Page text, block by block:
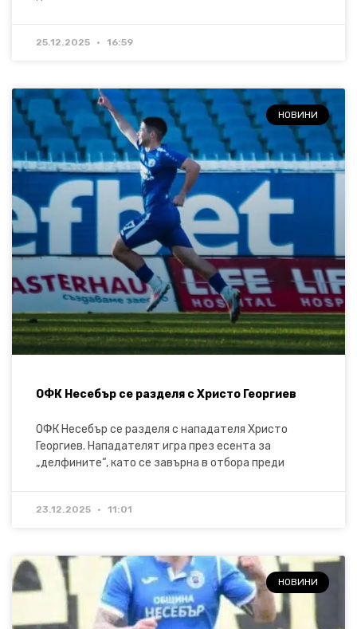
25.12.2025 16:59
НОВИНИ
ОФК Несебър се разделя с Христо Георгиев
ОФК Несебър се разделя с нападателя Христо
Георгиев. Нападателят игра през есента за
„делфините“, като се завърна в отбора преди
23.12.2025 11:01
НОВИНИ